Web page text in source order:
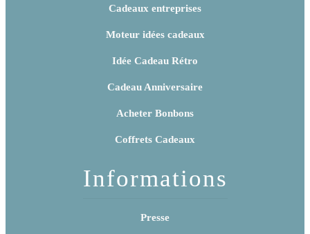
l
d
s
n
o
s
a
Cadeaux entreprises
Moteur idées cadeaux
Idée Cadeau Rétro
Cadeau Anniversaire
Acheter Bonbons
Coffrets Cadeaux
Informations
Presse